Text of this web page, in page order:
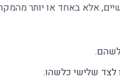
אלא באחד או יותר
לצד שלישי כלשהו.